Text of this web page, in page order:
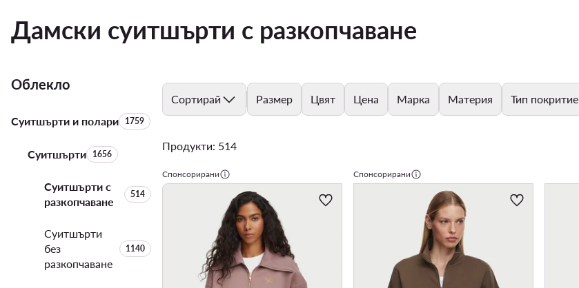
Дамски суитшърти с разкопчаване
Облекло
Суитшърти и полариБрой на продуктите:
1759
СуитшъртиБрой на продуктите:
1656
Суитшърти с
разкопчаване
Брой на продуктите:
514
Суитшърти
без
разкопчаване
Брой на продуктите:
1140
Сортирай Размер Цвят Цена Марка Материя Тип покритие
Продукти: 514
Спонсорирани Спонсорирани